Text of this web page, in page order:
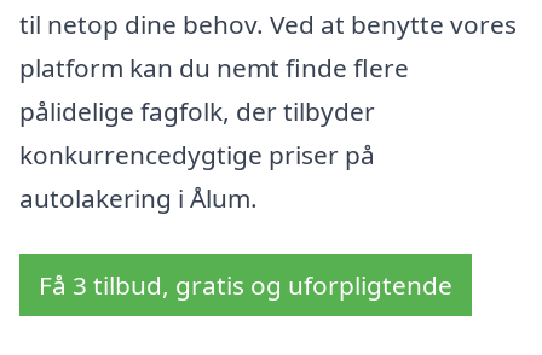
til netop dine behov. Ved at benytte vores
platform kan du nemt finde flere
pålidelige fagfolk, der tilbyder
konkurrencedygtige priser på
autolakering i Ålum.
Få 3 tilbud, gratis og uforpligtende